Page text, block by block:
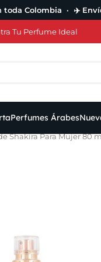
toda Colombia · ✈️
Tu Perfume Ideal
Perfumes Árabes
Shakira Para Mujer 80